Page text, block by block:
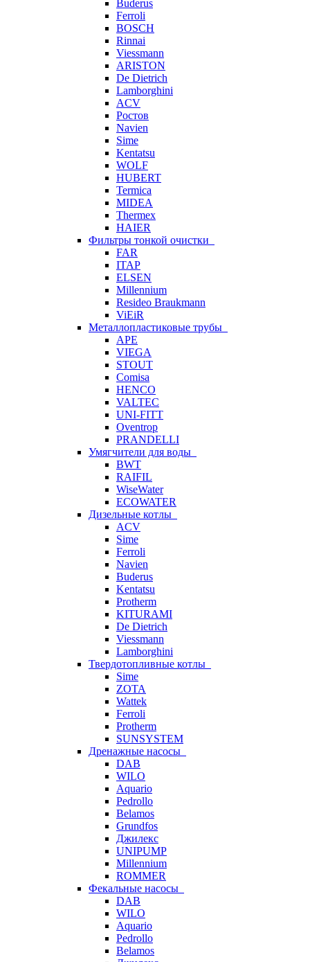
Buderus
Ferroli
BOSCH
Rinnai
Viessmann
ARISTON
De Dietrich
Lamborghini
ACV
Ростов
Navien
Sime
Kentatsu
WOLF
HUBERT
Termica
MIDEA
Thermex
HAIER
Фильтры тонкой очистки
FAR
ITAP
ELSEN
Millennium
Resideo Braukmann
ViEiR
Металлопластиковые трубы
APE
VIEGA
STOUT
Comisa
HENCO
VALTEC
UNI-FITT
Oventrop
PRANDELLI
Умягчители для воды
BWT
RAIFIL
WiseWater
ECOWATER
Дизельные котлы
ACV
Sime
Ferroli
Navien
Buderus
Kentatsu
Protherm
KITURAMI
De Dietrich
Viessmann
Lamborghini
Твердотопливные котлы
Sime
ZOTA
Wattek
Ferroli
Protherm
SUNSYSTEM
Дренажные насосы
DAB
WILO
Aquario
Pedrollo
Belamos
Grundfos
Джилекс
UNIPUMP
Millennium
ROMMER
Фекальные насосы
DAB
WILO
Aquario
Pedrollo
Belamos